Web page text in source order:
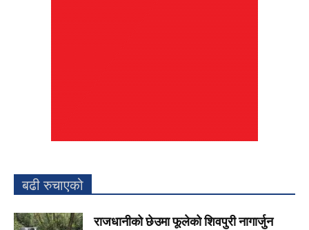
बढी रुचाएको
राजधानीको छेउमा फूलेको शिवपुरी नागार्जुन